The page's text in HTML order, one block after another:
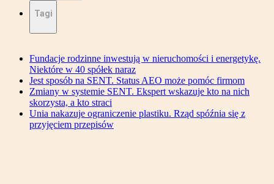
Tagi
Fundacje rodzinne inwestują w nieruchomości i energetykę.
Niektóre w 40 spółek naraz
Jest sposób na SENT. Status AEO może pomóc firmom
Zmiany w systemie SENT. Ekspert wskazuje kto na nich
skorzysta, a kto straci
Unia nakazuje ograniczenie plastiku. Rząd spóźnia się z
przyjęciem przepisów